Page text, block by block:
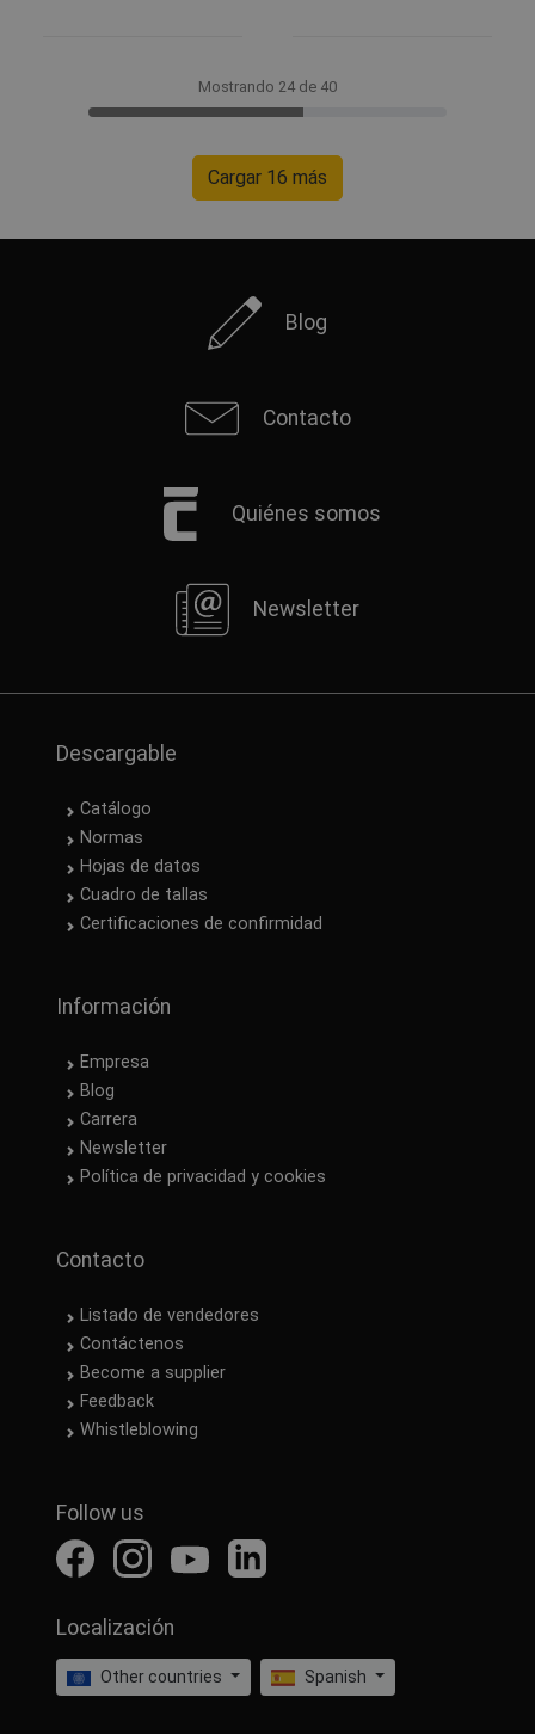
Mostrando 24 de 40
Cargar 16 más
Blog
Contacto
Quiénes somos
Newsletter
Descargable
Catálogo
Normas
Hojas de datos
Cuadro de tallas
Certificaciones de confirmidad
Información
Empresa
Blog
Carrera
Newsletter
Política de privacidad y cookies
Contacto
Listado de vendedores
Contáctenos
Become a supplier
Feedback
Whistleblowing
Follow us
Localización
Other countries Spanish